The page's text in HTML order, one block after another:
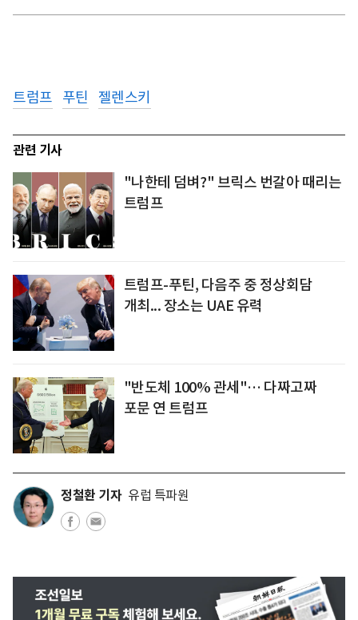
트럼프 푸틴 젤렌스키
관련 기사
"나한테 덤벼?" 브릭스 번갈아 때리는
트럼프
트럼프-푸틴, 다음주 중 정상회담
개최... 장소는 UAE 유력
"반도체 100% 관세"… 다짜고짜
포문 연 트럼프
정철환 기자 유럽 특파원